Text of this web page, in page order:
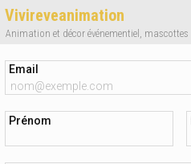
Vivireveanimation
Animation et décor événementiel, mascottes
Email
Prénom